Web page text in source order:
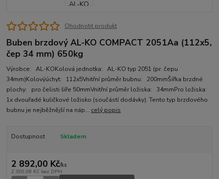
Ohodnotit produkt
Buben brzdový AL-KO COMPACT 2051Aa (112x5,
čep 34 mm) 650kg
Výrobce: AL-KOKolová jednotka: AL-KO typ 2051 (pr. čepu
34mm)Kolovýúchyt: 112x5Vnitřní průměr bubnu: 200mmŠířka brzdné
plochy: pro čelisti šíře 50mmVnitřní průměr ložiska: 34mmPro ložiska:
1x dvouřadé kuličkové ložisko (součástí dodávky). Tento typ brzdového
bubnu je nejběžnější na náp... celý popis
Dostupnost Skladem
2 892,00 Kč/ks
2 390,08 Kč bez DPH